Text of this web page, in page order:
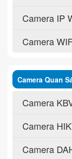
Camera IP
Camera
Camera Quan
Camera
Camera
Camera